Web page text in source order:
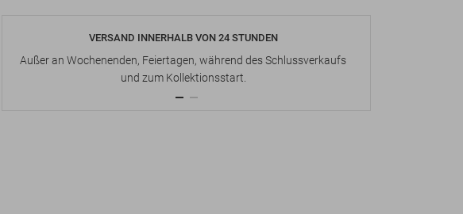
VERSAND INNERHALB VON 24 STUNDEN
Außer an Wochenenden, Feiertagen, während des Schlussverkaufs
und zum Kollektionsstart.